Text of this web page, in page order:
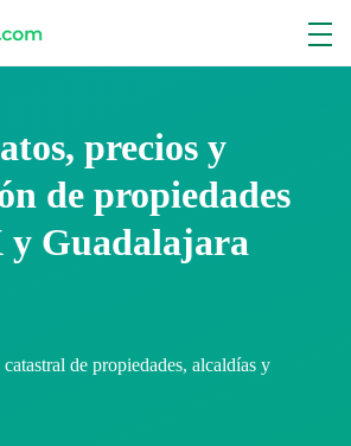
precios y
de propiedades
y Guadalajara
de propiedades, alcaldías y